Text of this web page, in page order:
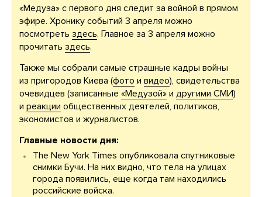
«Медуза» с первого дня следит за войной в прямом
эфире. Хронику событий 3 апреля можно
посмотреть здесь. Главное за 3 апреля можно
прочитать здесь.
Также мы собрали самые страшные кадры войны
из пригородов Киева (фото и видео), свидетельства
очевидцев (записанные «Медузой» и другими СМИ)
и реакции общественных деятелей, политиков,
экономистов и журналистов.
Главные новости дня:
The New York Times опубликовала спутниковые
снимки Бучи. На них видно, что тела на улицах
города появились, еще когда там находились
российские войска.